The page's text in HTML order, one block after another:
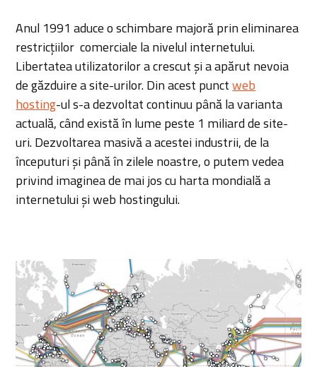
Anul 1991 aduce o schimbare majoră prin eliminarea
restricțiilor comerciale la nivelul internetului.
Libertatea utilizatorilor a crescut și a apărut nevoia
de găzduire a site-urilor. Din acest punctweb
hosting-ul s-a dezvoltat continuu până la varianta
actuală, când există în lume peste 1 miliard de site-
uri. Dezvoltarea masivă a acestei industrii, de la
începuturi și până în zilele noastre, o putem vedea
privind imaginea de mai jos cu harta mondială a
internetului și web hostingului.